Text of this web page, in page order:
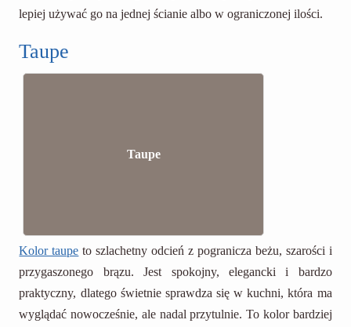
lepiej używać go na jednej ścianie albo w ograniczonej ilości.
Taupe
Taupe
Kolor taupe to szlachetny odcień z pogranicza beżu, szarości i
przygaszonego brązu. Jest spokojny, elegancki i bardzo
praktyczny, dlatego świetnie sprawdza się w kuchni, która ma
wyglądać nowocześnie, ale nadal przytulnie. To kolor bardziej